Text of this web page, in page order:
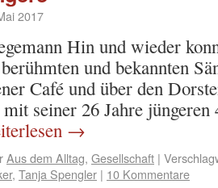
2017
Hin und wieder
und bekannten
Café und über den
seiner 26 Jahre jüngeren
→
Aus dem Alltag, Gesellschaft |
, Tanja Spengler | 10 Kommentare